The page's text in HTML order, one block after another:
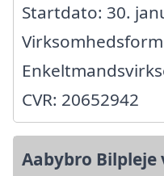
Startdato: 30.
CVR: 20652942
Aabybro Bilpleje